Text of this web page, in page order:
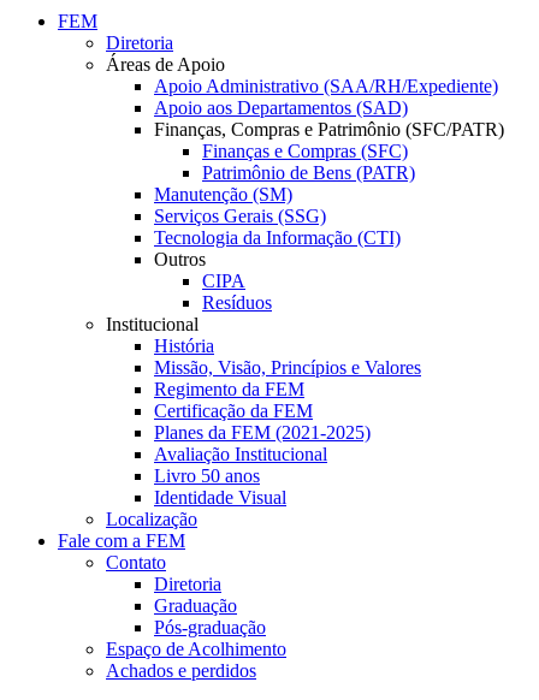
FEM
Diretoria
Áreas de Apoio
Apoio Administrativo (SAA/RH/Expediente)
Apoio aos Departamentos (SAD)
Finanças, Compras e Patrimônio (SFC/PATR)
Finanças e Compras (SFC)
Patrimônio de Bens (PATR)
Manutenção (SM)
Serviços Gerais (SSG)
Tecnologia da Informação (CTI)
Outros
CIPA
Resíduos
Institucional
História
Missão, Visão, Princípios e Valores
Regimento da FEM
Certificação da FEM
Planes da FEM (2021-2025)
Avaliação Institucional
Livro 50 anos
Identidade Visual
Localização
Fale com a FEM
Contato
Diretoria
Graduação
Pós-graduação
Espaço de Acolhimento
Achados e perdidos